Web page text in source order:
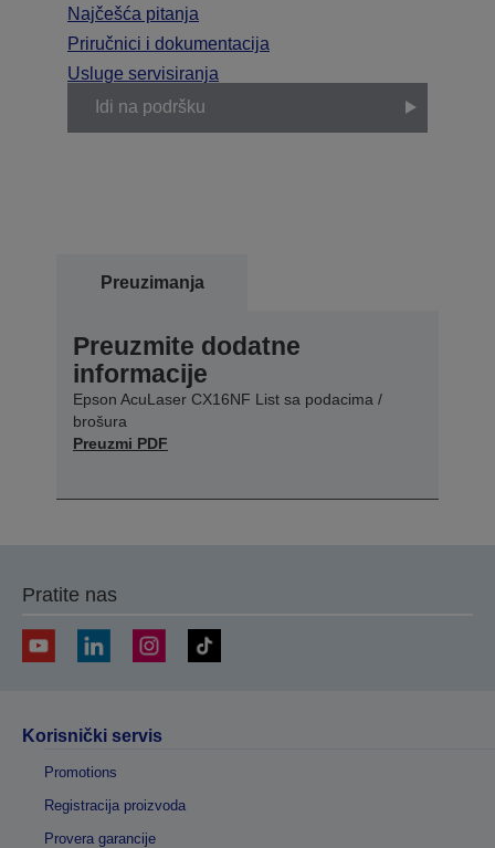
Najčešća pitanja
Priručnici i dokumentacija
Usluge servisiranja
Idi na podršku
Preuzimanja
Preuzmite dodatne
informacije
Epson AcuLaser CX16NF List sa podacima /
brošura
Preuzmi PDF
Pratite nas
Korisnički servis
Promotions
Registracija proizvoda
Provera garancije